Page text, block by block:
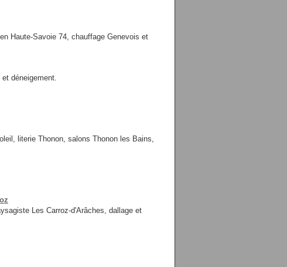
Haute-Savoie 74, chauffage Genevois et
déneigement.
literie Thonon, salons Thonon les Bains,
Les Carroz-d'Arâches, dallage et